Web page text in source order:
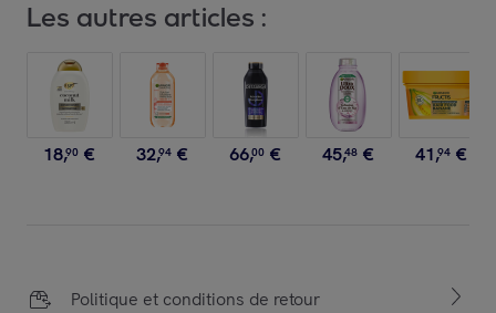
Les autres articles :
18,90 € 32,94 € 66,00 € 45,48 € 41,94 €
Politique et conditions de retour